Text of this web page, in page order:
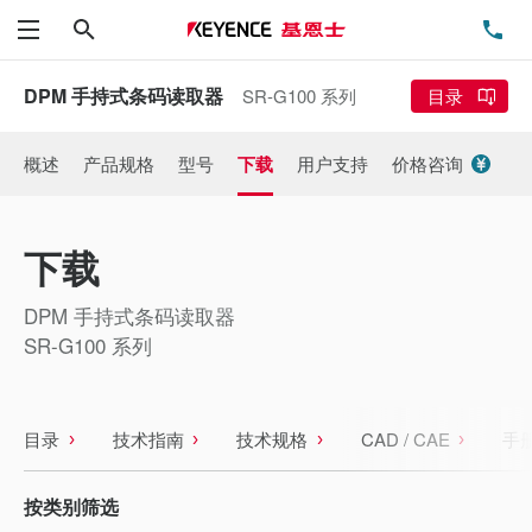
菜单
DPM 手持式条码读取器 SR-G100 系列 目录
概述 产品规格 型号 下载 用户支持 价格咨询
下载
DPM 手持式条码读取器
SR-G100 系列
目录 技术指南 技术规格 CAD / CAE 手
按类别筛选